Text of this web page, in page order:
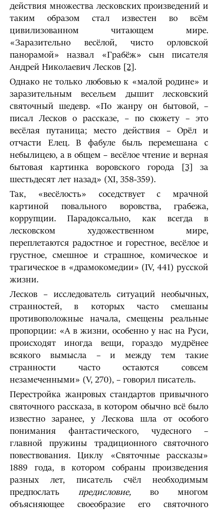
действия множества лесковских произведений и
таким образом стал известен во всём
цивилизованном читающем мире.
«Заразительно весёлой, чисто орловской
панорамой» назвал «Грабёж» сын писателя
Андрей Николаевич Лесков [2] .
Однако не только любовью к «малой родине» и
заразительным весельем дышит лесковский
святочный шедевр. «По жанру он бытовой, –
писал Лесков о рассказе, – по сюжету – это
весёлая путаница; место действия – Орёл и
отчасти Елец. В фабуле быль перемешана с
небылицею, а в общем – весёлое чтение и верная
бытовая картинка воровского города
[3]
за
шестьдесят лет назад» (ХI, 358-359).
Так, «весёлость» соседствует с мрачной
картиной повального воровства, грабежа,
коррупции. Парадоксально, как всегда в
лесковском художественном мире,
переплетаются радостное и горестное, весёлое и
грустное, смешное и страшное, комическое и
трагическое в «драмокомедии» (IV, 441) русской
жизни.
Лесков – исследователь ситуаций необычных,
странностей, в которых часто смешаны
противоположные начала, смещены реальные
пропорции: «А в жизни, особенно у нас на Руси,
происходят иногда вещи, гораздо мудрёнее
всякого вымысла – и между тем такие
странности часто остаются совсем
незамеченными» (V, 270), – говорил писатель.
Перестройка жанровых стандартов привычного
святочного рассказа, в котором обычно всё было
известно заранее, у Лескова шла от особого
понимания фантастического, чудесного –
главной пружины традиционного святочного
повествования. Циклу «Святочные рассказы»
1889 года, в котором собраны произведения
разных лет, писатель счёл необходимым
предпослать предисловие, во многом
объясняющее своеобразие его святочного